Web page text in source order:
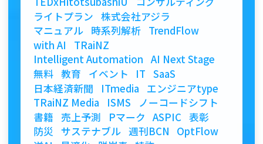
ライトプラン 株式会社アジラ
マニュアル 時系列解析 TrendFlow
with AI
TRaiNZ
Intelligent Automation AI Next Stage
無料 教育 イベント IT SaaS
日本経済新聞
ITmedia
エンジニアtype
TRaiNZ Media
ISMS
ノーコードシフト
書籍
売上予測 Pマーク ASPIC 表彰
防災 サステナブル 週刊BCN
OptFlow